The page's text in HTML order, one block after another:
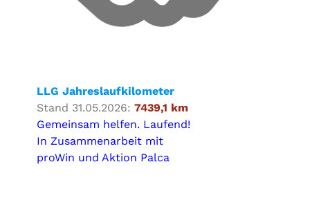
LLG Jahreslaufkilometer
Stand 31.05.2026: 7439,1 km
Gemeinsam helfen. Laufend!
In Zusammenarbeit mit
proWin und Aktion Palca